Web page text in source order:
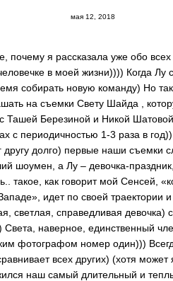
мая 12, 2018
почему я рассказала уже обо
в моей жизни)))) Когда Лу
собирать новую команду) Но
на съемки Свету Шайда ,
Ташей Березиной и Никой
с периодичностью 1-3 раза в
другу долго) первые наши съемки
шоумен, а Лу – девочка-
такое, как говорит мой Сенсей,
идет по своей траектории и
светлая, справедливая девочка)
Света, наверное, единственный
фотографом номер один)))
всех других) (хотя
наш самый длительный и